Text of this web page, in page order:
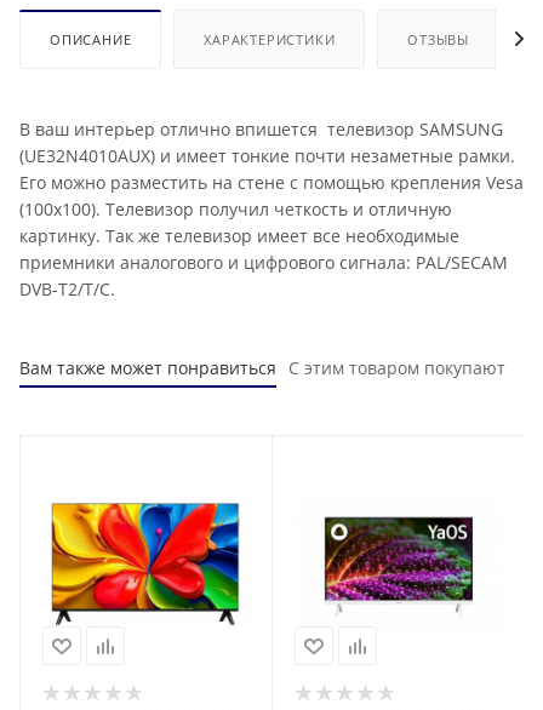
ОПИСАНИЕ ХАРАКТЕРИСТИКИ ОТЗЫВЫ
В ваш интерьер отлично впишется телевизор SAMSUNG
(UE32N4010AUX) и имеет тонкие почти незаметные рамки.
Его можно разместить на стене с помощью крепления Vesa
(100x100). Телевизор получил четкость и отличную
картинку. Так же телевизор имеет все необходимые
приемники аналогового и цифрового сигнала: PAL/SECAM
DVB-T2/T/C.
Вам также может понравиться С этим товаром покупают